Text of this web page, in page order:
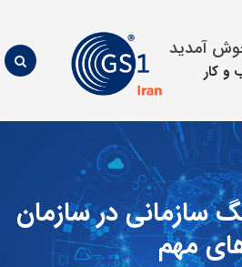
و كار
سازمانی در سازمان
مهم